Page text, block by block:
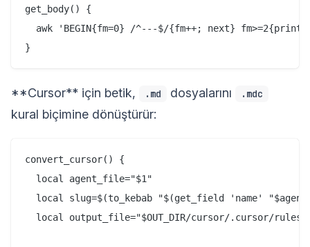
get_body() {
awk 'BEGIN{fm=0} /^---$/{fm++; next}
**Cursor** için betik, .md dosyalarını .mdc
kural biçimine dönüştürür:
convert_cursor() {
  local agent_file="$1"
local slug=$(to_kebab "$(get_field 'name'
local output_file="$OUT_DIR/cursor/.cursor/